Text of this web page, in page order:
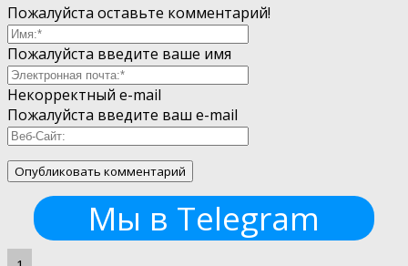
Пожалуйста оставьте комментарий!
Пожалуйста введите ваше имя
Некорректный e-mail
Пожалуйста введите ваш e-mail
Мы в Telegram